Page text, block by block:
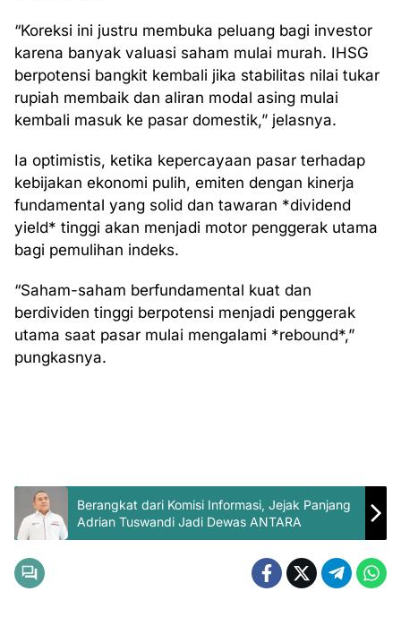
“Koreksi ini justru membuka peluang bagi investor
karena banyak valuasi saham mulai murah. IHSG
berpotensi bangkit kembali jika stabilitas nilai tukar
rupiah membaik dan aliran modal asing mulai
kembali masuk ke pasar domestik,” jelasnya.
Ia optimistis, ketika kepercayaan pasar terhadap
kebijakan ekonomi pulih, emiten dengan kinerja
fundamental yang solid dan tawaran *dividend
yield* tinggi akan menjadi motor penggerak utama
bagi pemulihan indeks.
“Saham-saham berfundamental kuat dan
berdividen tinggi berpotensi menjadi penggerak
utama saat pasar mulai mengalami *rebound*,”
pungkasnya.
Berangkat dari Komisi Informasi, Jejak Panjang
Adrian Tuswandi Jadi Dewas ANTARA